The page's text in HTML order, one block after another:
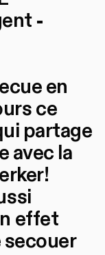
-
en
ce
partage
avec la
effet